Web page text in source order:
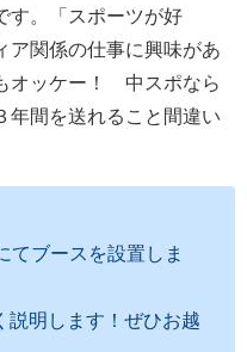
す。「スポーツが好
ア関係の仕事に興味があ
オッケー！ 中スポなら
年間を送れること間違い
てブースを設置しま
説明します！ぜひお越